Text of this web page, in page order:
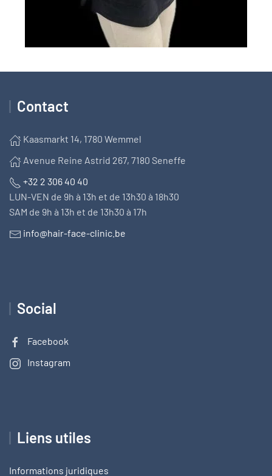
Contact
Kaasmarkt 14, 1780 Wemmel
Avenue Reine Astrid 267, 7180 Seneffe
+32 2 306 40 40
LUN-VEN de 9h à 13h et de 13h30 à 18h30
SAM de 9h à 13h et de 13h30 à 17h
info@hair-face-clinic.be
Social
Facebook
Instagram
Liens utiles
Informations juridiques